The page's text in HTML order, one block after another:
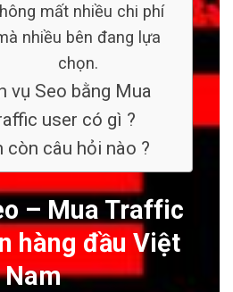
mất nhiều chi phí
nhiều bên đang lựa
chọn.
vụ Seo bằng Mua
user có gì ?
còn câu hỏi nào ?
– Mua Traffic
hàng đầu Việt
Nam